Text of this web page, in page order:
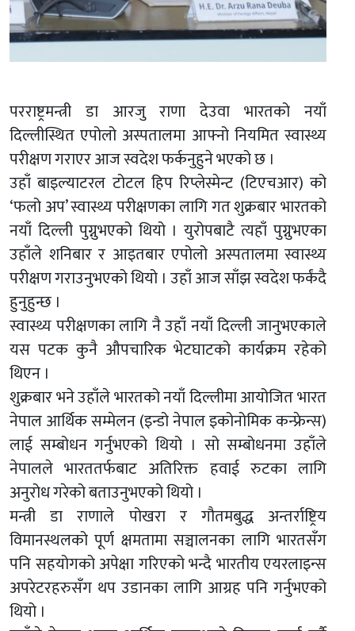
परराष्ट्रमन्त्री डा आरजु राणा देउवा भारतको नयाँ
दिल्लीस्थित एपोलो अस्पतालमा आफ्नो नियमित स्वास्थ्य
परीक्षण गराएर आज स्वदेश फर्कनुहुने भएको छ ।
उहाँ बाइल्याटरल टोटल हिप रिप्लेस्मेन्ट (टिएचआर) को
‘फलो अप’ स्वास्थ्य परीक्षणका लागि गत शुक्रबार भारतको
नयाँ दिल्ली पुग्नुभएको थियो । युरोपबाटै त्यहाँ पुग्नुभएका
उहाँले शनिबार र आइतबार एपोलो अस्पतालमा स्वास्थ्य
परीक्षण गराउनुभएको थियो । उहाँ आज साँझ स्वदेश फर्कंदै
हुनुहुन्छ ।
स्वास्थ्य परीक्षणका लागि नै उहाँ नयाँ दिल्ली जानुभएकाले
यस पटक कुनै औपचारिक भेटघाटको कार्यक्रम रहेको
थिएन ।
शुक्रबार भने उहाँले भारतको नयाँ दिल्लीमा आयोजित भारत
नेपाल आर्थिक सम्मेलन (इन्डो नेपाल इकोनोमिक कन्फ्रेन्स)
लाई सम्बोधन गर्नुभएको थियो । सो सम्बोधनमा उहाँले
नेपालले भारततर्फबाट अतिरिक्त हवाई रुटका लागि
अनुरोध गरेको बताउनुभएको थियो ।
मन्त्री डा राणाले पोखरा र गौतमबुद्ध अन्तर्राष्ट्रिय
विमानस्थलको पूर्ण क्षमतामा सञ्चालनका लागि भारतसँग
पनि सहयोगको अपेक्षा गरिएको भन्दै भारतीय एयरलाइन्स
अपरेटरहरुसँग थप उडानका लागि आग्रह पनि गर्नुभएको
थियो ।